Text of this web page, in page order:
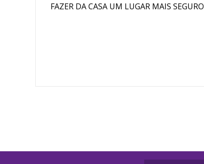
FAZER DA CASA UM LUGAR MAIS SEGURO